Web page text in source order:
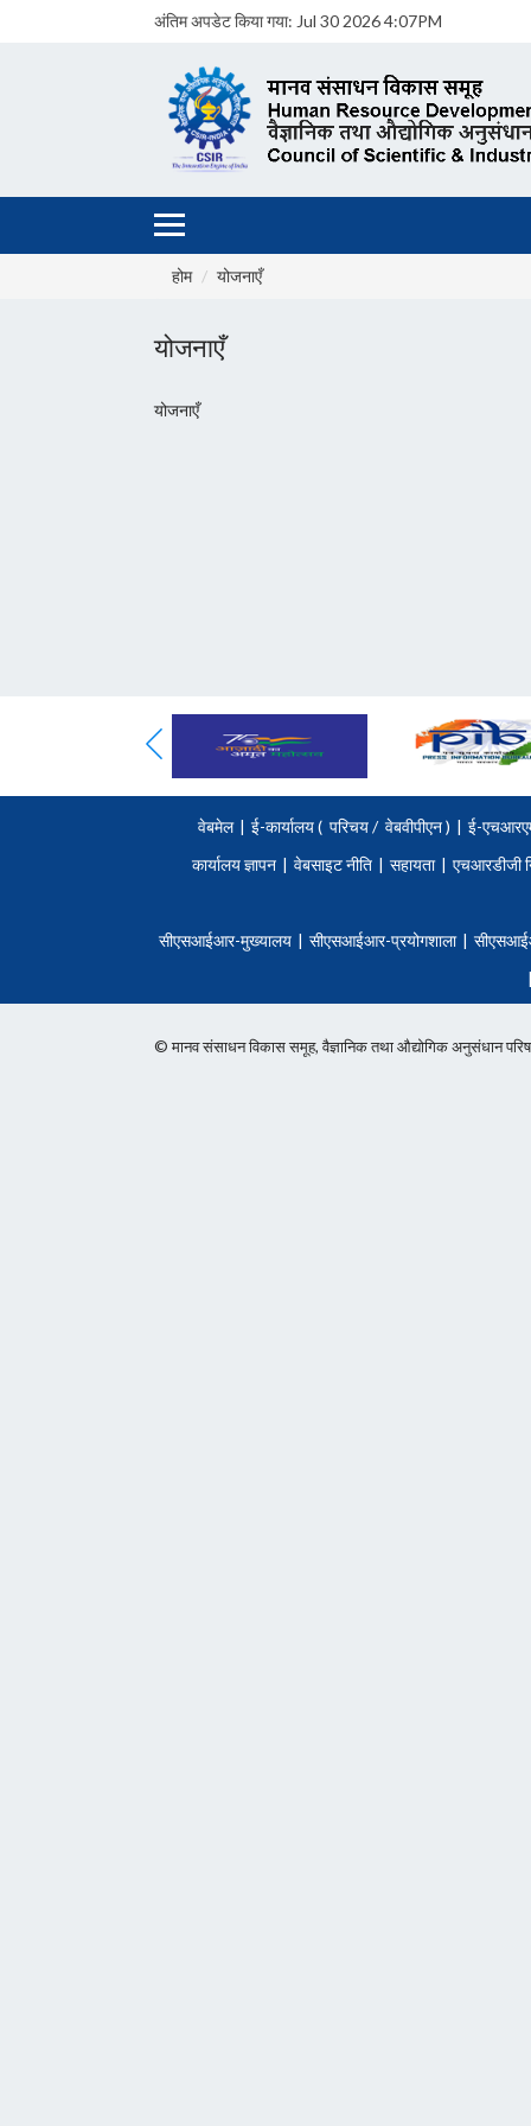
अंतिम अपडेट किया गया: Jul 30 2026 4:07PM
होम योजनाएँ
योजनाएँ
योजनाएँ
वेबमेल | ई-कार्यालय ( परिचय/ वेबवीपीएन ) | ई-
कार्यालय ज्ञापन | वेबसाइट नीति | सहायता | एचआरडीजी
सीएसआईआर-मुख्यालय | सीएसआईआर-प्रयोगशाला |
© मानव संसाधन विकास समूह, वैज्ञानिक तथा औद्योगिक अनुसंधान